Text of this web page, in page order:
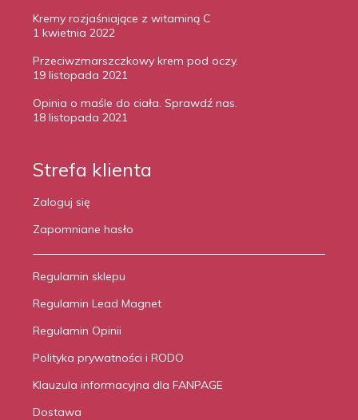
Kremy rozjaśniające z witaminą C
1 kwietnia 2022
Przeciwzmarszczkowy krem pod oczy.
19 listopada 2021
Opinia o maśle do ciała. Sprawdź nas.
18 listopada 2021
Strefa klienta
Zaloguj się
Zapomniane hasło
Regulamin sklepu
Regulamin Lead Magnet
Regulamin Opinii
Polityka prywatności i RODO
Klauzula informacyjna dla FANPAGE
Dostawa